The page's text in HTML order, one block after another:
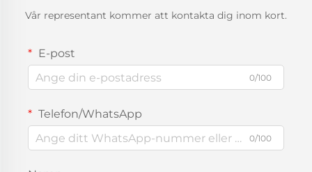
Vår representant kommer att kontakta dig inom kort.
E-post
0/100
Telefon/WhatsApp
0/100